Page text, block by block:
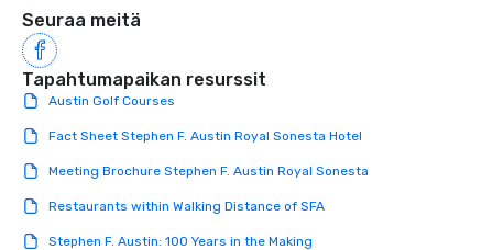
Seuraa meitä
Tapahtumapaikan resurssit
Austin Golf Courses
Fact Sheet Stephen F. Austin Royal Sonesta Hotel
Meeting Brochure Stephen F. Austin Royal Sonesta
Restaurants within Walking Distance of SFA
Stephen F. Austin: 100 Years in the Making